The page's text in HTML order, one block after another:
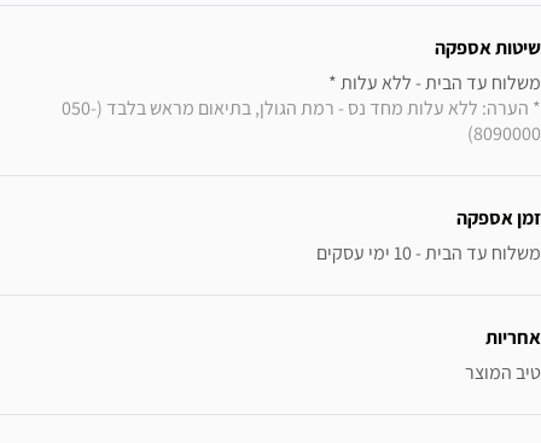
שיטות אספקה
משלוח עד הבית - ללא עלות *
* הערה: ללא עלות מחד נס - רמת הגולן, בתיאום מראש בלבד (050-
8090000)
זמן אספקה
משלוח עד הבית - 10 ימי עסקים
אחריות
טיב המוצר